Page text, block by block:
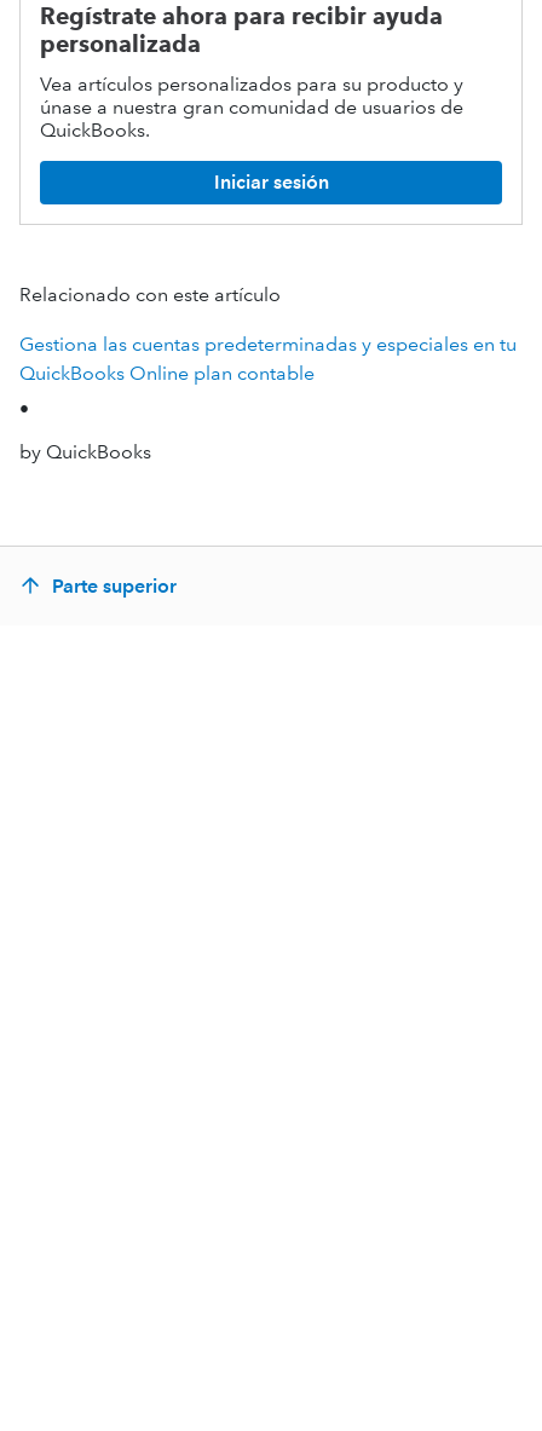
Regístrate ahora para recibir ayuda
personalizada
Vea artículos personalizados para su producto y
únase a nuestra gran comunidad de usuarios de
QuickBooks.
Iniciar sesión
Relacionado con este artículo
Gestiona las cuentas predeterminadas y especiales en tu
QuickBooks Online plan contable
•
by QuickBooks
Parte superior